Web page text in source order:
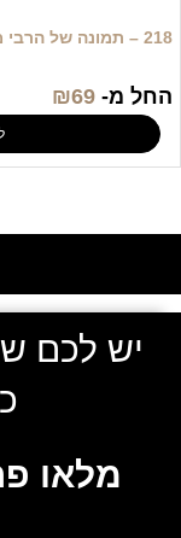
218 – תמונה של הרבי מליובאוויטש מחזיק כוס קידוש בשחור לבן
החל מ- ₪69
יש לכם
מלאו